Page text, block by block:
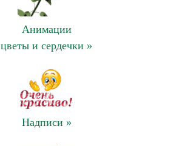
Анимации
цветы и сердечки »
Надписи »